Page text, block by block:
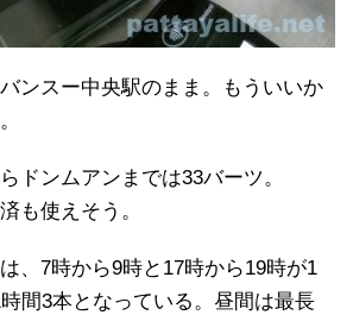
ンスー中央駅のまま。もういいか
ドンムアンまでは33バーツ。
も使えそう。
、7時から9時と17時から19時が1
間3本となっている。昼間は最長